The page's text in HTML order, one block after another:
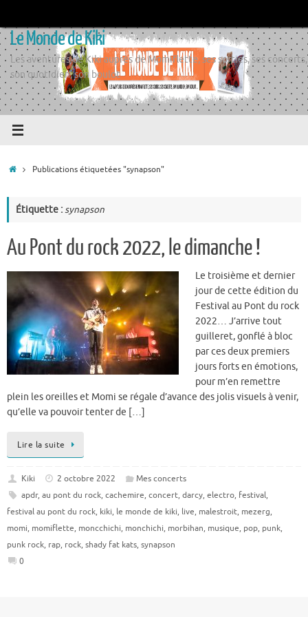
contenu
Le Monde de Kiki
Les aventures de Kiki auprès de Momiflette, ses sorties, ses concerts,
son quotidien, son boulot
AccueilPublications étiquetées "synapson"
Étiquette :synapson
Au Pont du rock 2022, le dimanche !
Le troisième et dernier
jour de cette édition du
Festival au Pont du rock
2022… J’arrive tout
guilleret, gonflé à bloc
par ces deux premiers
jours forts en émotions,
pour m’en remettre
plein les oreilles et Momi se régale d’avance des jolis visuels à venir,
qu’elle va pouvoir tenter de […]
Lire la suite
Kiki 2 octobre 2022
Mes concerts
apdr, au pont du rock, cachemire, concert, darcy, electro, festival,
festival au pont du rock, kiki, le monde de kiki, live, malestroit, mezerg,
momi, momiflette, moncchichi, monchichi, morbihan, musique, pop, punk,
punk rock, rap, rock, shady fat kats, synapson
0